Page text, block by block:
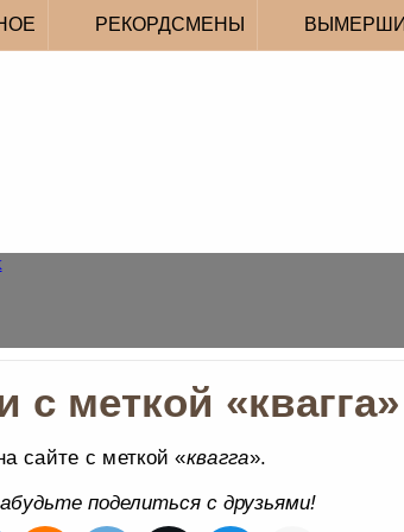
РЕКОРДСМЕНЫ
с меткой «квагга»
сайте с меткой «квагга».
поделиться с друзьями!